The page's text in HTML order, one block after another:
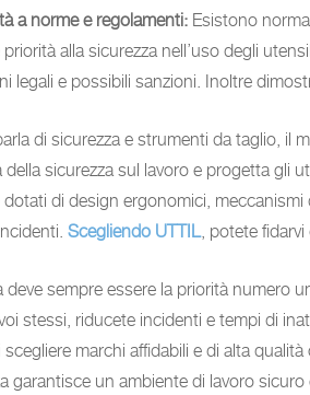
a norme e regolamenti: Esistono
alla sicurezza nell’uso degli
legali e possibili sanzioni. Inoltre
di sicurezza e strumenti da taglio, il
della sicurezza sul lavoro e progetta gli
di design ergonomici, meccanismi
Scegliendo UTTIL, potete fidarvi
deve sempre essere la priorità numero
stessi, riducete incidenti e tempi di
marchi affidabili e di alta qualità
garantisce un ambiente di lavoro